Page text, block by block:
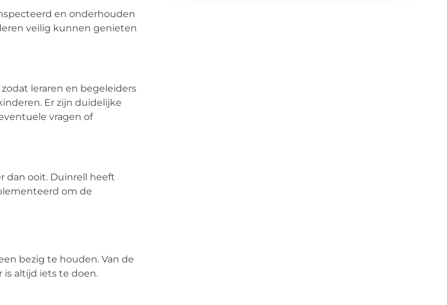
en onderhouden
veilig kunnen genieten
leraren en begeleiders
Er zijn duidelijke
vragen of
dan ooit. Duinrell heeft
om de
bezig te houden. Van de
altijd iets te doen.